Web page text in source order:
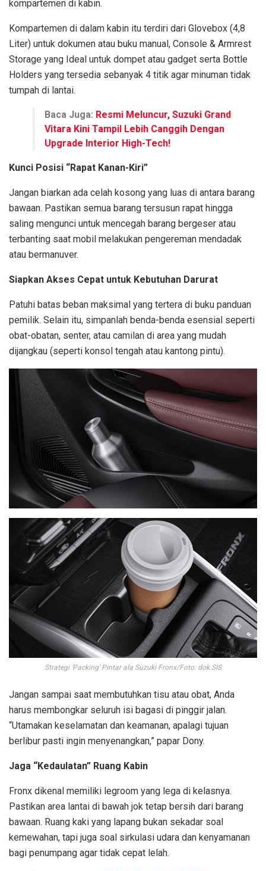
kompartemen di kabin.
Kompartemen di dalam kabin itu terdiri dari Glovebox (4,8
Liter) untuk dokumen atau buku manual, Console & Armrest
Storage yang Ideal untuk dompet atau gadget serta Bottle
Holders yang tersedia sebanyak 4 titik agar minuman tidak
tumpah di lantai.
Baca Juga: Resmi Meluncur, Suzuki Grand
Vitara Kini Tampil Lebih Canggih Dengan
Upgrade Interior High-Tech!
Kunci Posisi “Rapat Kanan-Kiri”
Jangan biarkan ada celah kosong yang luas di antara barang
bawaan. Pastikan semua barang tersusun rapat hingga
saling mengunci untuk mencegah barang bergeser atau
terbanting saat mobil melakukan pengereman mendadak
atau bermanuver.
Siapkan Akses Cepat untuk Kebutuhan Darurat
Patuhi batas beban maksimal yang tertera di buku panduan
pemilik. Selain itu, simpanlah benda-benda esensial seperti
obat-obatan, senter, atau camilan di area yang mudah
dijangkau (seperti konsol tengah atau kantong pintu).
Strategi ‘Packing’ Pintar ala Suzuki Fronx/Foto: dok.SIS
Jangan sampai saat membutuhkan tisu atau obat, Anda
harus membongkar seluruh isi bagasi di pinggir jalan.
“Utamakan keselamatan dan keamanan, apalagi tujuan
berlibur pasti ingin menyenangkan,” papar Dony.
Jaga “Kedaulatan” Ruang Kabin
Fronx dikenal memiliki legroom yang lega di kelasnya.
Pastikan area lantai di bawah jok tetap bersih dari barang
bawaan. Ruang kaki yang lapang bukan sekadar soal
kemewahan, tapi juga soal sirkulasi udara dan kenyamanan
bagi penumpang agar tidak cepat lelah.